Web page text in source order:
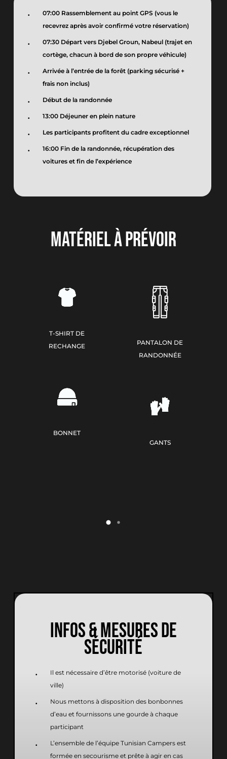
07:00 Rassemblement au point GPS (vous le
recevrez après avoir confirmé votre réservation)
07:30 Départ vers Djebel Groun, Nabeul (trajet en
cortège, chacun à bord de son propre véhicule)
Arrivée à l’entrée de la forêt (parking sécurisé +
frais non inclus)
Début de la randonnée
13:00 Déjeuner en plein nature
Les participants profitent du cadre exceptionnel
16:00 Fin de la randonnée, récupération des
voitures et fin de l’expérience
MATÉRIEL À PRÉVOIR
T-SHIRT DE
RECHANGE
BONNET
PANTALON DE
RANDONNÉE
GANTS
INFOS & MESURES DE
SÉCURITÉ
Il est nécessaire d’être motorisé (voiture de
ville)
Nous mettons à disposition des bonbonnes
d’eau et fournissons une gourde à chaque
participant
L’ensemble de l’équipe Tunisian Campers est
formée en secourisme et prête à agir en cas